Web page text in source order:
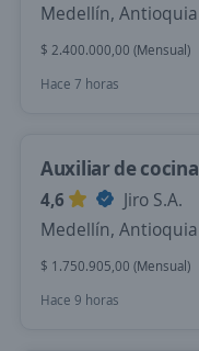
Medellín, Antioquia
$ 2.400.000,00 (Mensual)
Hace 7 horas
Auxiliar de cocina
4,6
Jiro S.A.
Medellín, Antioquia
$ 1.750.905,00 (Mensual)
Hace 9 horas